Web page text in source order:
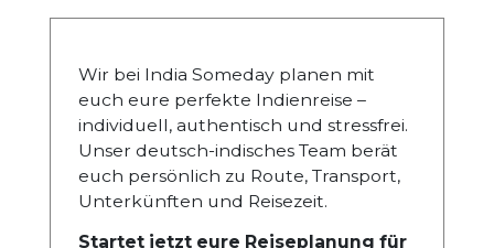
Wir bei India Someday planen mit
euch eure perfekte Indienreise –
individuell, authentisch und stressfrei.
Unser deutsch-indisches Team berät
euch persönlich zu Route, Transport,
Unterkünften und Reisezeit.
Startet jetzt eure Reiseplanung für